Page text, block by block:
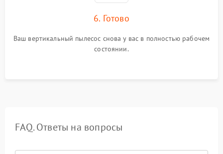
6. Готово
Ваш вертикальный пылесос снова у вас в полностью рабочем
состоянии.
FAQ. Ответы на вопросы